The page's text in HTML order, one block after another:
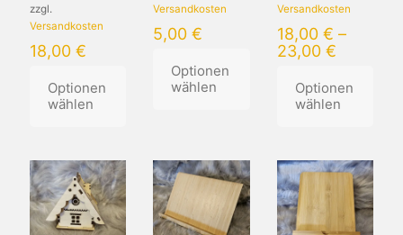
zzgl.
Versandkosten
18,00 €
Optionen
wählen
Produkt
weist
mehrere
Varianten
auf.
Versandkosten
5,00€
Optionen
wählen
Versandkosten
18,00 € –
23,00 €
Optionen
wählen
Produkt
weist
mehrere
Varianten
auf.